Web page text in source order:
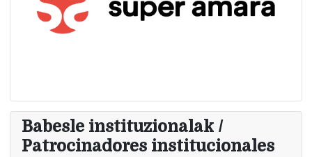
Babesle instituzionalak /
Patrocinadores institucionales